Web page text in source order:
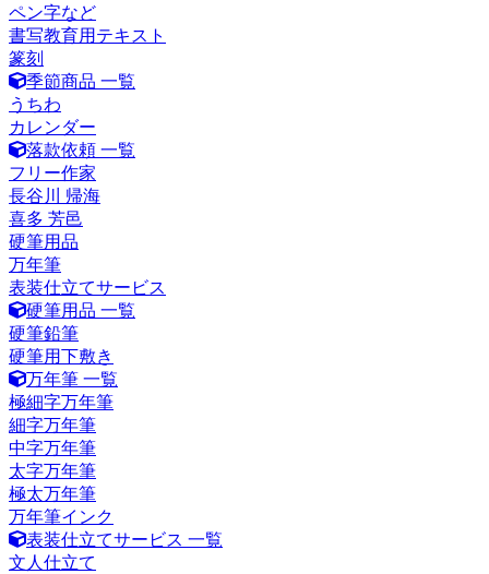
ペン字など
書写教育用テキスト
篆刻
季節商品 一覧
うちわ
カレンダー
落款依頼 一覧
フリー作家
長谷川 帰海
喜多 芳邑
硬筆用品
万年筆
表装仕立てサービス
硬筆用品 一覧
硬筆鉛筆
硬筆用下敷き
万年筆 一覧
極細字万年筆
細字万年筆
中字万年筆
太字万年筆
極太万年筆
万年筆インク
表装仕立てサービス 一覧
文人仕立て